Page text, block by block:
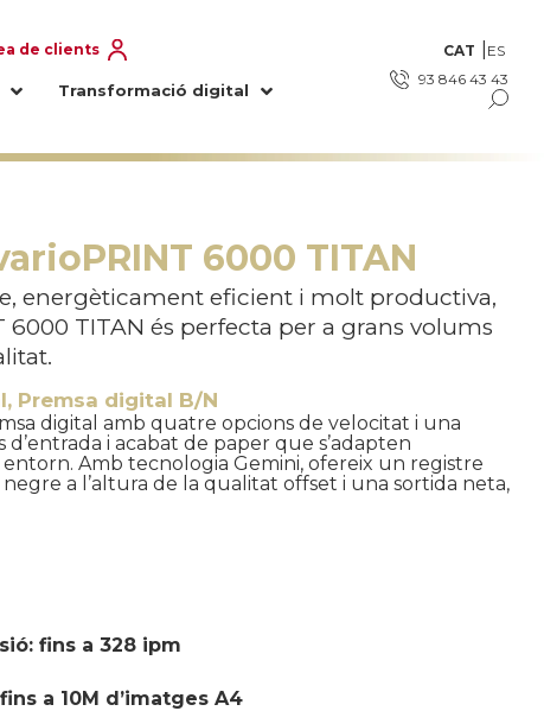
de clients
Transformació digital
CAT
ES
93 846 43 43
6000 TITAN
energèticament eficient i molt productiva,
6000 TITAN és perfecta per a grans volums
, Premsa digital B/N
digital amb quatre opcions de velocitat i una
i acabat de paper que s’adapten
Amb tecnologia Gemini, ofereix un registre
a l’altura de la qualitat offset i una sortida neta,
fins a 328 ipm
a 10M d’imatges A4